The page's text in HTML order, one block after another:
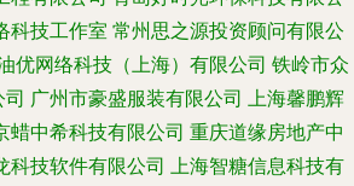
科技工作室 常州思之源投资顾问有限公
优网络科技（上海）有限公司 铁岭市众
司 广州市豪盛服装有限公司 上海馨鹏辉
蜡中希科技有限公司 重庆道缘房地产中
科技软件有限公司 上海智糖信息科技有